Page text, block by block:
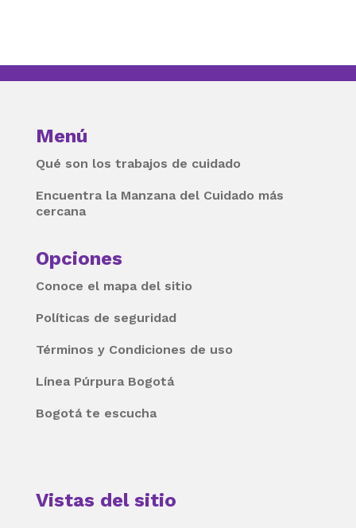
Menú
Qué son los trabajos de cuidado
Encuentra la Manzana del Cuidado más
cercana
Opciones
Conoce el mapa del sitio
Políticas de seguridad
Términos y Condiciones de uso
Línea Púrpura Bogotá
Bogotá te escucha
Vistas del sitio